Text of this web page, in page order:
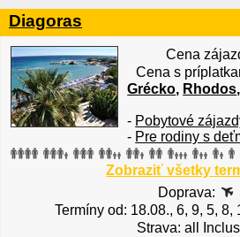
Diagoras
Cena
Cena s
Grécko, Rhodos,
- Pobytové
- Pre rodiny s
Zobraziť všetky
Doprava:
Termíny od: 18.08., 6, 9, 5, 8,
Strava: all